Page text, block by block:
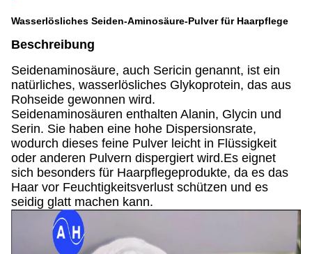
Wasserlösliches Seiden-Aminosäure-Pulver für Haarpflege
Beschreibung
Seidenaminosäure, auch Sericin genannt, ist ein
natürliches, wasserlösliches Glykoprotein, das aus
Rohseide gewonnen wird.
Seidenaminosäuren enthalten Alanin, Glycin und
Serin. Sie haben eine hohe Dispersionsrate,
wodurch dieses feine Pulver leicht in Flüssigkeit
oder anderen Pulvern dispergiert wird.Es eignet
sich besonders für Haarpflegeprodukte, da es das
Haar vor Feuchtigkeitsverlust schützen und es
seidig glatt machen kann.